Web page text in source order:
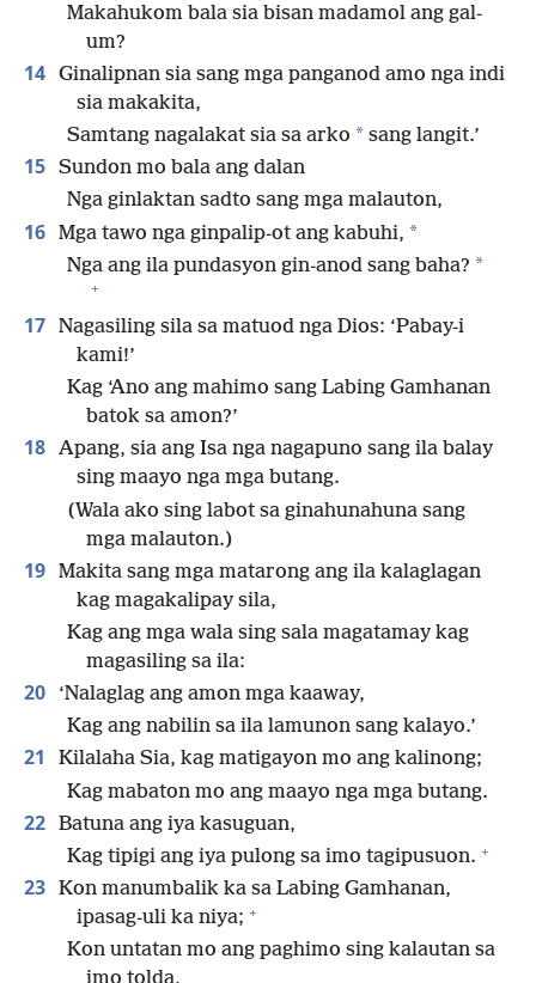
Makahukom bala sia bisan madamol ang gal-
um?
14 Ginalipnan sia sang mga panganod amo nga indi
sia makakita,
Samtang nagalakat sia sa arko * sang langit.’
15 Sundon mo bala ang dalan
Nga ginlaktan sadto sang mga malauton,
16 Mga tawo nga ginpalip-ot ang kabuhi, *
Nga ang ila pundasyon gin-anod sang baha? *
+
17 Nagasiling sila sa matuod nga Dios: ‘Pabay-i
kami!’
Kag ‘Ano ang mahimo sang Labing Gamhanan
batok sa amon?’
18 Apang, sia ang Isa nga nagapuno sang ila balay
sing maayo nga mga butang.
(Wala ako sing labot sa ginahunahuna sang
mga malauton.)
19 Makita sang mga matarong ang ila kalaglagan
kag magakalipay sila,
Kag ang mga wala sing sala magatamay kag
magasiling sa ila:
20
‘Nalaglag ang amon mga kaaway,
Kag ang nabilin sa ila lamunon sang kalayo.’
21
Kilalaha Sia, kag matigayon mo ang kalinong;
Kag mabaton mo ang maayo nga mga butang.
22 Batuna ang iya kasuguan,
Kag tipigi ang iya pulong sa imo tagipusuon. +
23 Kon manumbalik ka sa Labing Gamhanan,
ipasag-uli ka niya; +
Kon untatan mo ang paghimo sing kalautan sa